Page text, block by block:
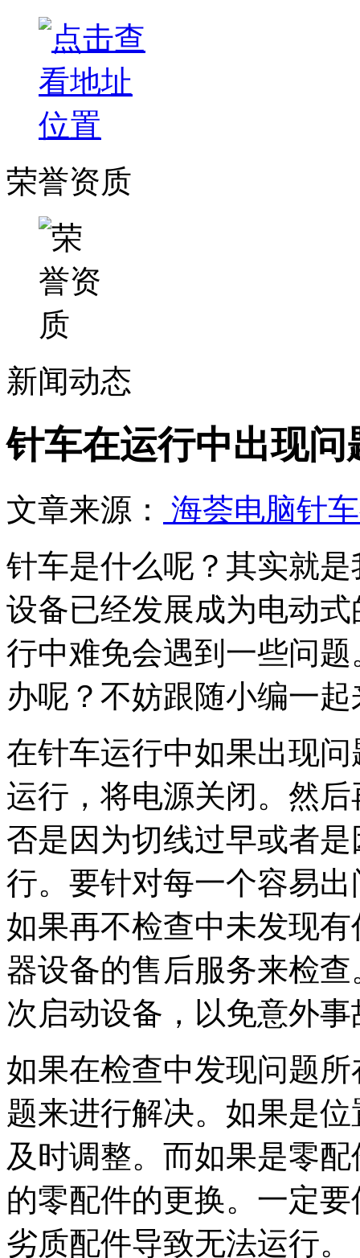
荣誉资质
新闻动态
针车在运行中出现问
文章来源：
海荟电脑针
针车是什么呢？其实就
设备已经发展成为电动
行中难免会遇到一些问
办呢？不妨跟随小编一
在针车运行中如果出现
运行，将电源关闭。然
否是因为切线过早或者
行。要针对每一个容易
如果再不检查中未发现
器设备的售后服务来检
次启动设备，以免意外
如果在检查中发现问题
题来进行解决。如果是
及时调整。而如果是零
的零配件的更换。一定
劣质配件导致无法运行。